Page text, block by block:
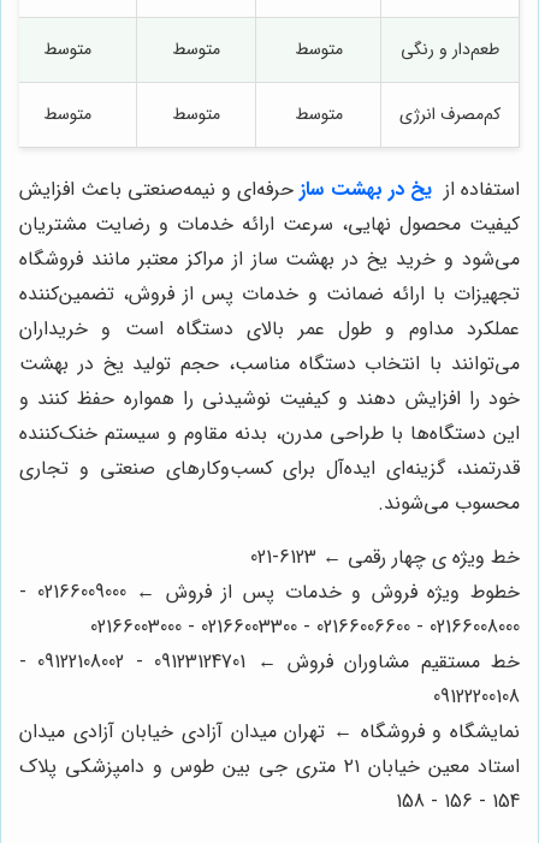
طعم‌دار و رنگی متوسط متوسط متوسط
کم‌مصرف انرژی متوسط متوسط متوسط
استفاده از یخ در بهشت سازحرفه‌ای و نیمه‌صنعتی باعث افزایش
کیفیت محصول نهایی، سرعت ارائه خدمات و رضایت مشتریان
می‌شود و خرید یخ در بهشت ساز از مراکز معتبر مانند فروشگاه
تجهیزات با ارائه ضمانت و خدمات پس از فروش، تضمین‌کننده
عملکرد مداوم و طول عمر بالای دستگاه است و خریداران
می‌توانند با انتخاب دستگاه مناسب، حجم تولید یخ در بهشت
خود را افزایش دهند و کیفیت نوشیدنی را همواره حفظ کنند و
این دستگاه‌ها با طراحی مدرن، بدنه مقاوم و سیستم خنک‌کننده
قدرتمند، گزینه‌ای ایده‌آل برای کسب‌وکارهای صنعتی و تجاری
محسوب می‌شوند.
خط ویژه ی چهار رقمی ← 6123-021
خطوط ویژه فروش و خدمات پس از فروش ← 02166009000 -
02166008000 - 02166006600 - 02166003300 - 02166003000
خط مستقیم مشاوران فروش ← 09123124701 - 09122108002 -
09122200108
نمایشگاه و فروشگاه ← تهران میدان آزادی خیابان آزادی میدان
استاد معین خیابان ۲۱ متری جی بین طوس و دامپزشکی پلاک
154 - 156 - 158